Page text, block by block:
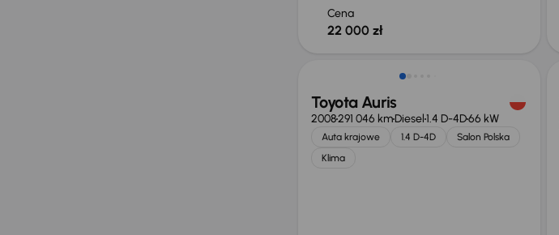
Cena
22 000 zł
Toyota Auris
2008291 046 kmDiesel1.4 D-4D66 kW
Auta krajowe 1.4 D-4D
Salon Polska
Klima